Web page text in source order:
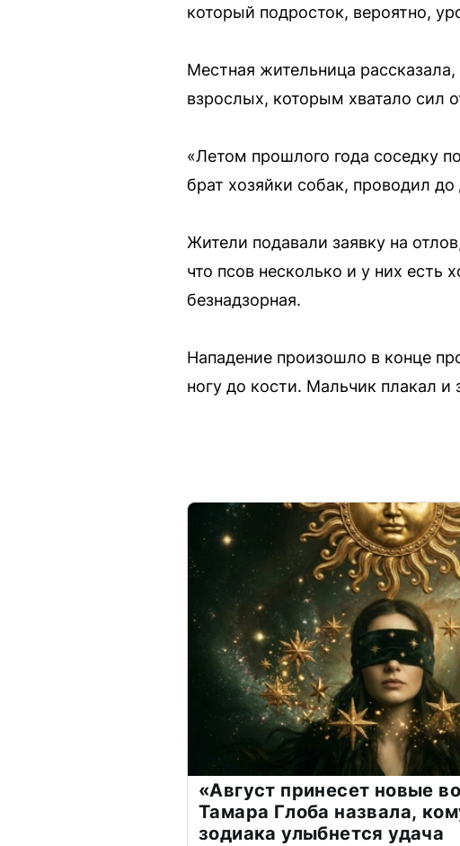
который подросток, вероятно,
Местная жительница
взрослых, которым хватало сил
«Летом прошлого года соседку
брат хозяйки собак, проводил
Жители подавали заявку на
что псов несколько и у них
безнадзорная.
Нападение произошло в конце
ногу до кости. Мальчик плакал и
«Август принесет новые
Тамара Глоба назвала,
зодиака улыбнется удача